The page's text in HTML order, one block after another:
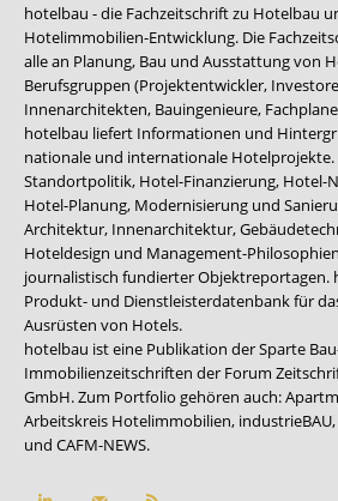
hotelbau - die Fachzeitschrift zu Hotelbau
Hotelimmobilien-Entwicklung. Die
alle an Planung, Bau und Ausstattung von
Berufsgruppen (Projektentwickler,
Innenarchitekten, Bauingenieure,
hotelbau liefert Informationen und
nationale und internationale
Standortpolitik, Hotel-Finanzierung, Hotel-
Hotel-Planung, Modernisierung und
Architektur, Innenarchitektur,
Hoteldesign und Management-
journalistisch fundierter Objektreportagen.
Produkt- und Dienstleisterdatenbank für
Ausrüsten von Hotels.
hotelbau ist eine Publikation der Sparte
Immobilienzeitschriften der Forum
GmbH. Zum Portfolio gehören auch:
Arbeitskreis Hotelimmobilien, industrieBAU,
und CAFM-NEWS.